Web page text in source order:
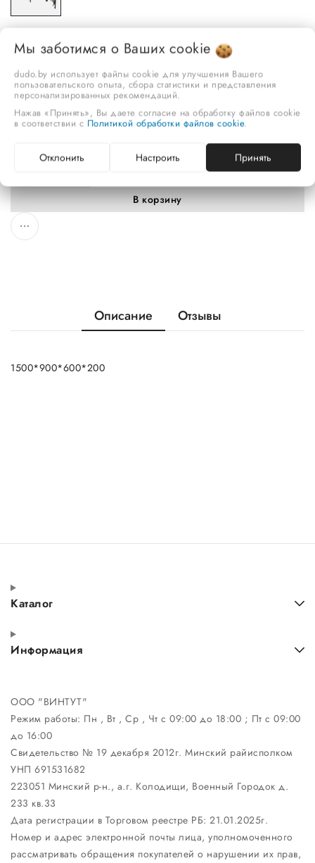
Козырек сварной, марка "Дудо" с металлическим крышей
(1500*900*600*200) Арт. КС-23МК 4811777003004
741,40 руб.
Количество
В корзину
Описание Отзывы
1500*900*600*200
Каталог
Информация
ООО "ВИНТУТ"
Режим работы: Пн , Вт , Ср , Чт c 09:00 до 18:00 ; Пт c 09:00
до 16:00
Свидетельство № 19 декабря 2012г. Минский райисполком
УНП 691531682
223051 Минский р-н., а.г. Колодищи, Военный Городок д.
233 кв.33
Дата регистрации в Торговом реестре РБ: 21.01.2025г.
Номер и адрес электронной почты лица, уполномоченного
рассматривать обращения покупателей о нарушении их прав,
Мы заботимся о Ваших cookie
dudo.by использует файлы cookie для улучшения Вашего
пользовательского опыта, сбора статистики и представления
персонализированных рекомендаций.
Нажав «Принять», Вы даете согласие на обработку файлов cookie
в соответствии с Политикой обработки файлов cookie.
Отклонить Настроить Принять